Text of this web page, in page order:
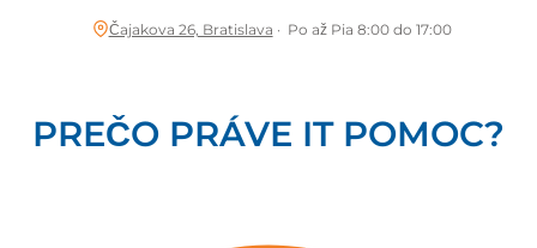
Čajakova 26, Bratislava · Po až Pia 8:00 do 17:00
PREČO PRÁVE IT POMOC?